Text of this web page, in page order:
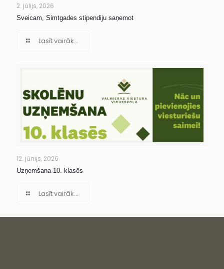
2. jūlijs, 2026
Sveicam, Simtgades stipendiju saņemot
Lasīt vairāk...
12. jūnijs, 2026
Uzņemšana 10. klasēs
Lasīt vairāk...